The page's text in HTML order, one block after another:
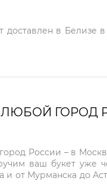
доставлен в
ГОРОД
России – в
ваш букет уже
от Мурманска до